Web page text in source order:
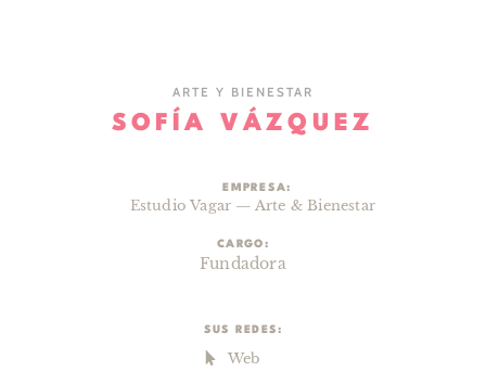
ARTE Y BIENESTAR
SOFÍA VÁZQUEZ
EMPRESA:
Estudio Vagar — Arte & Bienestar
CARGO:
Fundadora
SUS REDES:
Web